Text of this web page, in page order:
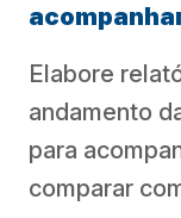
Elabore
andamento
para
comparar